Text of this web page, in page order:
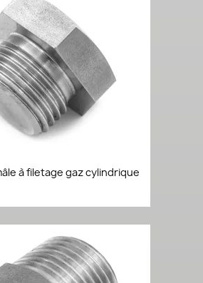
à filetage gaz cylindrique